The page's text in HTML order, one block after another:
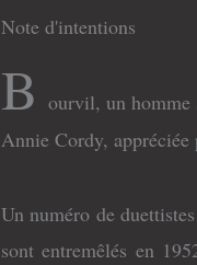
Note d'intentions
B ourvil, un
Annie Cordy, appréciée
Un numéro de
sont entremêlés en